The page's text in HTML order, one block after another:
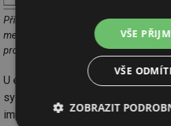
Příklad energie integrované pouze při
mezi 9:00 a 11:30 výpadek z důvodu
pro názornost zvětšen.
U elektráren, kde není instalován
systém umožňující odečty hodnot
impulsního výstupu. Impulsy,
VŠE
VŠE
ZOBRAZIT